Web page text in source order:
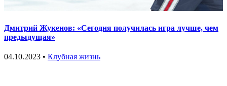
Дмитрий Жукенов: «Сегодня получилась игра лучше, чем
предыдущая»
04.10.2023 • Клубная жизнь